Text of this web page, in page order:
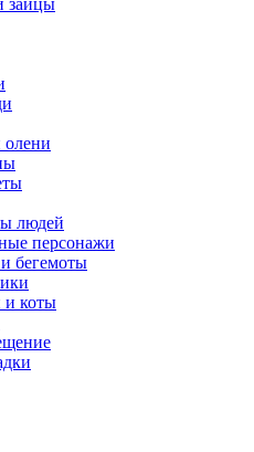
зайцы
людей
персонажи
бегемоты
и коты